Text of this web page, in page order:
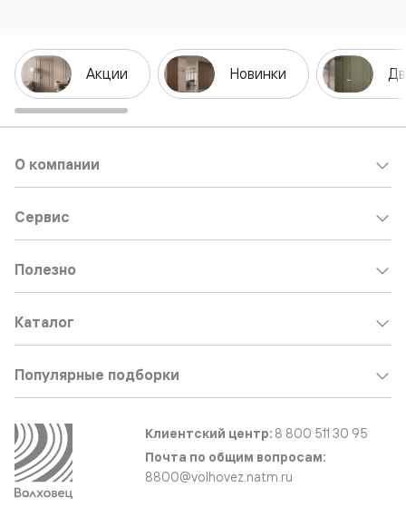
Акции Новинки
О компании
Сервис
Полезно
Каталог
Популярные подборки
Клиентский центр: 8 800 511 30 95
Почта по общим вопросам:
8800@volhovez.natm.ru